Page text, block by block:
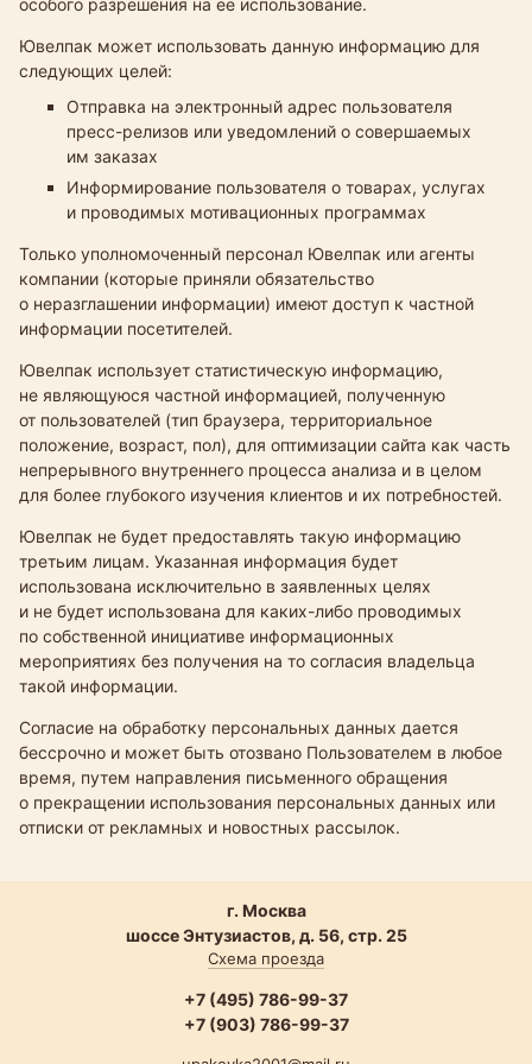
Ювелпак может использовать данную информацию для
следующих целей:
Отправка на электронный адрес пользователя
пресс-релизов или уведомлений о совершаемых
им заказах
Информирование пользователя о товарах, услугах
и проводимых мотивационных программах
Только уполномоченный персонал Ювелпак или агенты
компании (которые приняли обязательство
о неразглашении информации) имеют доступ к частной
информации посетителей.
Ювелпак использует статистическую информацию,
не являющуюся частной информацией, полученную
от пользователей (тип браузера, территориальное
положение, возраст, пол), для оптимизации сайта как часть
непрерывного внутреннего процесса анализа и в целом
для более глубокого изучения клиентов и их потребностей.
Ювелпак не будет предоставлять такую информацию
третьим лицам. Указанная информация будет
использована исключительно в заявленных целях
и не будет использована для каких-либо проводимых
по собственной инициативе информационных
мероприятиях без получения на то согласия владельца
такой информации.
Согласие на обработку персональных данных дается
бессрочно и может быть отозвано Пользователем в любое
время, путем направления письменного обращения
о прекращении использования персональных данных или
отписки от рекламных и новостных рассылок.
г. Москва
шоссе Энтузиастов, д. 56, стр. 25
Схема проезда
+7 (495) 786-99-37
+7 (903) 786-99-37